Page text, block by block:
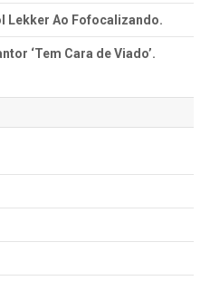
Lekker Ao Fofocalizando.
‘Tem Cara de Viado’.